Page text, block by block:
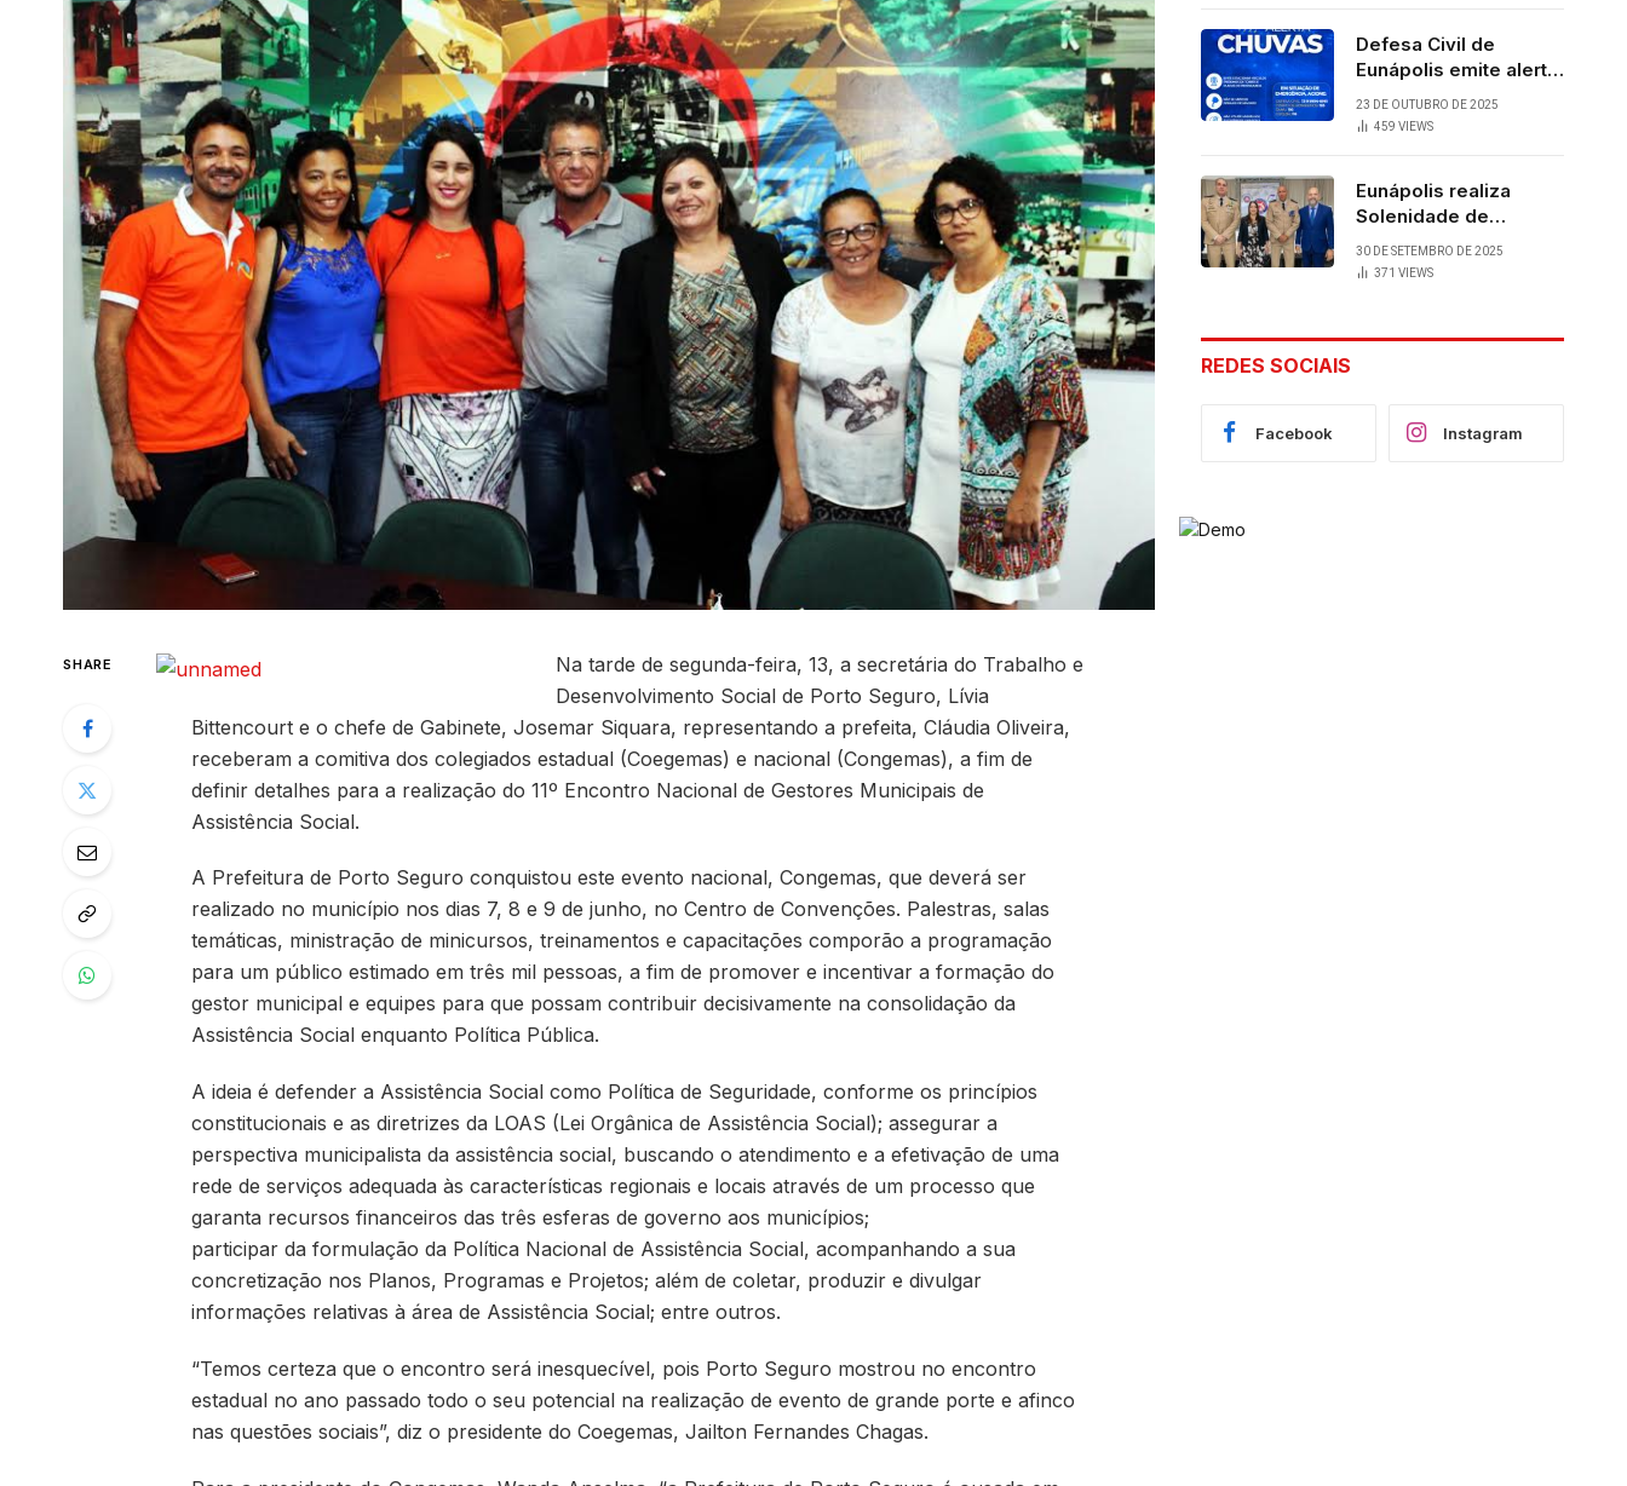
SHARE
Na tarde de segunda-feira, 13, a secretária do Trabalho e
Desenvolvimento Social de Porto Seguro, Lívia
Bittencourt e o chefe de Gabinete, Josemar Siquara, representando a prefeita, Cláudia Oliveira,
receberam a comitiva dos colegiados estadual (Coegemas) e nacional (Congemas), a fim de
definir detalhes para a realização do 11º Encontro Nacional de Gestores Municipais de
Assistência Social.
A Prefeitura de Porto Seguro conquistou este evento nacional, Congemas, que deverá ser
realizado no município nos dias 7, 8 e 9 de junho, no Centro de Convenções. Palestras, salas
temáticas, ministração de minicursos, treinamentos e capacitações comporão a programação
para um público estimado em três mil pessoas, a fim de promover e incentivar a formação do
gestor municipal e equipes para que possam contribuir decisivamente na consolidação da
Assistência Social enquanto Política Pública.
A ideia é defender a Assistência Social como Política de Seguridade, conforme os princípios
constitucionais e as diretrizes da LOAS (Lei Orgânica de Assistência Social); assegurar a
perspectiva municipalista da assistência social, buscando o atendimento e a efetivação de uma
rede de serviços adequada às características regionais e locais através de um processo que
garanta recursos financeiros das três esferas de governo aos municípios;
participar da formulação da Política Nacional de Assistência Social, acompanhando a sua
concretização nos Planos, Programas e Projetos; além de coletar, produzir e divulgar
informações relativas à área de Assistência Social; entre outros.
“Temos certeza que o encontro será inesquecível, pois Porto Seguro mostrou no encontro
estadual no ano passado todo o seu potencial na realização de evento de grande porte e afinco
nas questões sociais”, diz o presidente do Coegemas, Jailton Fernandes Chagas.
Defesa Civil de
Eunápolis emite alerta
para chuvas
23 DE OUTUBRO DE 2025
459 VIEWS
Eunápolis realiza
Solenidade de
Assunção do 28º
BPM, conquista
Cláudia e Robério
30 DE SETEMBRO DE 2025
371 VIEWS
REDES SOCIAIS
Facebook Instagram